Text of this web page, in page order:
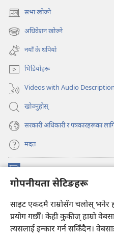
गोपनीयता सेटिङहरू
साइट एकदमै राम्रोसँग चलोस् भनेर
प्रयोग गर्छौँ। केही कुकीज्‌ हाम्रो
त्यसलाई इन्कार गर्न सकिँदैन।
सभा खोज्ने
(ब्राउजरको
अर्को
ट्याबमा
नयाँ
पृष्ठ
खुल्नेछ)
अधिवेशन खोज्ने
(ब्राउजरको
अर्को
ट्याबमा
नयाँ
पृष्ठ
खुल्नेछ)
नयाँ के थपियो
भिडियोहरू
Videos with Audio
खोज्नुहोस्‌
सरकारी अधिकारी र पत्रकारहरूका
मदत
अर्को
नयाँ
पृष्ठ
प्रहरीधरहरा अनलाइन लाइब्रेरी
(ब्राउजरको
अर्को
नयाँ
JW Hub ®
(ब्राउजरको